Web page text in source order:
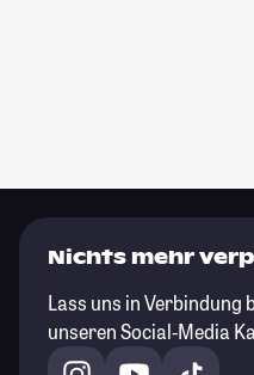
Nichts mehr
Lass uns in Verbindung
unseren Social-Media